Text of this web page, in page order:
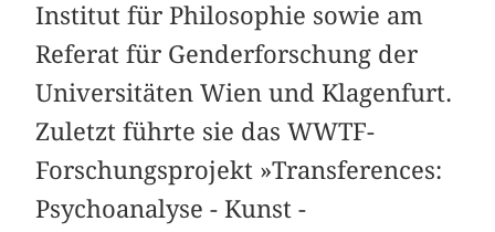
Institut für Philosophie sowie am
Referat für Genderforschung der
Universitäten Wien und Klagenfurt.
Zuletzt führte sie das WWTF-
Forschungsprojekt »Transferences:
Psychoanalyse - Kunst -